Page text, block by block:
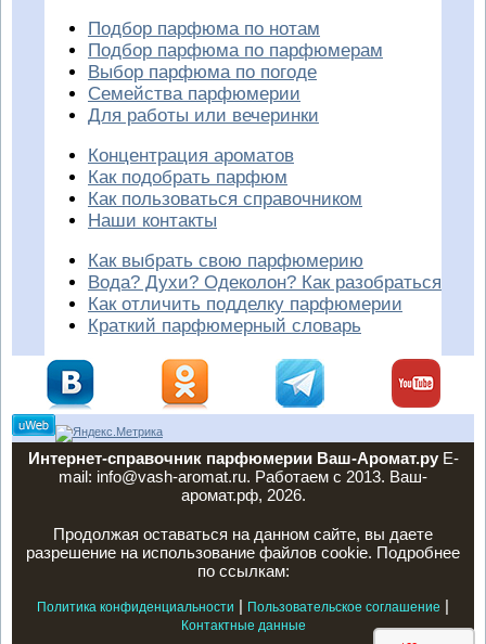
Подбор парфюма по нотам
Подбор парфюма по парфюмерам
Выбор парфюма по погоде
Семейства парфюмерии
Для работы или вечеринки
Концентрация ароматов
Как подобрать парфюм
Как пользоваться справочником
Наши контакты
Как выбрать свою парфюмерию
Вода? Духи? Одеколон? Как разобраться
Как отличить подделку парфюмерии
Краткий парфюмерный словарь
Интернет-справочник парфюмерии Ваш-Аромат.руE-
mail: info@vash-aromat.ru. Работаем с 2013. Ваш-
аромат.рф, 2026.
Продолжая оставаться на данном сайте, вы даете
разрешение на использование файлов cookie. Подробнее
по ссылкам:
Политика конфиденциальности | Пользовательское соглашение |
Контактные данные